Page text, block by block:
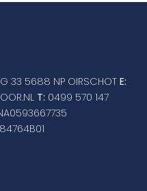
33 5688 NP OIRSCHOT E:
T: 0499 570 147